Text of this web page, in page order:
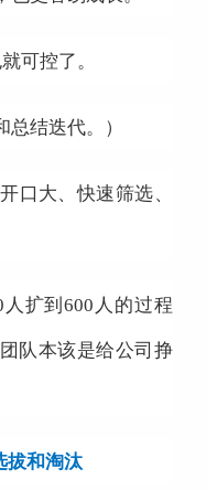
可控了。
总结迭代。）
口大、快速筛选、
扩到600人的过程
队本该是给公司挣
拔和淘汰